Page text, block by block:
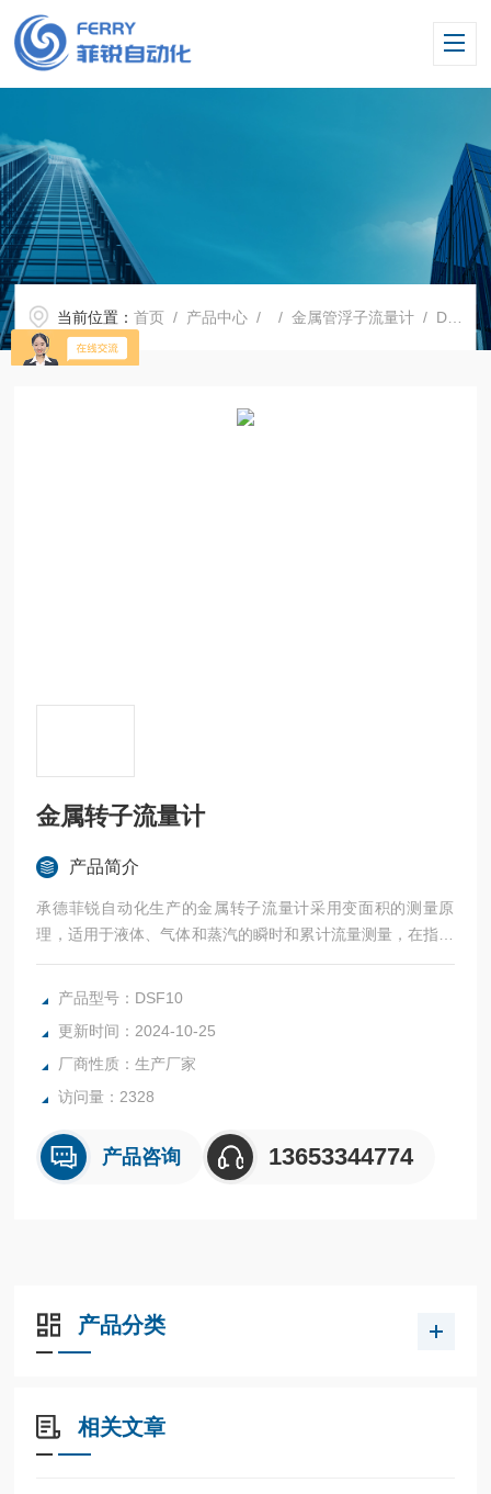
当前位置：首页 / 产品中心 / /金属管浮子流量计 / DSF10金属转子流量计
金属转子流量计
产品简介
承德菲锐自动化生产的金属转子流量计采用变面积的测量原
理，适用于液体、气体和蒸汽的瞬时和累计流量测量，在指针
和液晶显示的还支持4-20mA输出，并可实现Hart或Modbus通
讯。
产品型号：DSF10
更新时间：2024-10-25
厂商性质：生产厂家
访问量：2328
产品咨询 13653344774
产品分类
相关文章